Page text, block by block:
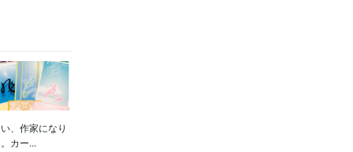
、作家になり
カー...